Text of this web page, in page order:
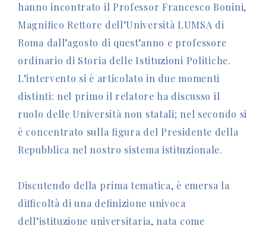
hanno incontrato il Professor Francesco Bonini,
Magnifico Rettore dell’Università LUMSA di
Roma dall’agosto di quest’anno e professore
ordinario di Storia delle Istituzioni Politiche.
L’intervento si è articolato in due momenti
distinti: nel primo il relatore ha discusso il
ruolo delle Università non statali; nel secondo si
è concentrato sulla figura del Presidente della
Repubblica nel nostro sistema istituzionale.
Discutendo della prima tematica, è emersa la
difficoltà di una definizione univoca
dell’istituzione universitaria, nata come